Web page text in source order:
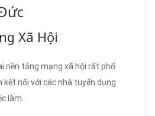
Xã Hội
nền tảng mạng xã hội rất phổ
kết nối với các nhà tuyển dụng
làm.